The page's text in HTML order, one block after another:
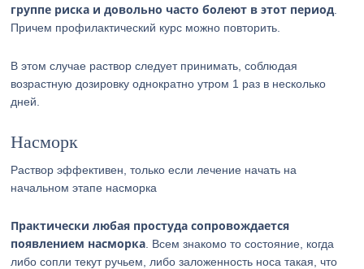
группе риска и довольно часто болеют в этот период
Причем профилактический курс можно повторить.
В этом случае раствор следует принимать, соблюдая
возрастную дозировку однократно утром 1 раз в несколько
дней.
Насморк
Раствор эффективен, только если лечение начать на
начальном этапе насморка
Практически любая простуда сопровождается
появлением насморка . Всем знакомо то состояние, когда
либо сопли текут ручьем, либо заложенность носа такая, что